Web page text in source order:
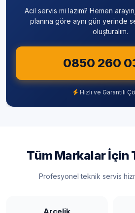
Acil servis mi lazım? Hemen
planına göre aynı gün yerinde
oluşturalım.
0850 260
Hızlı ve Garantili
Tüm Markalar İçin
Profesyonel teknik servis